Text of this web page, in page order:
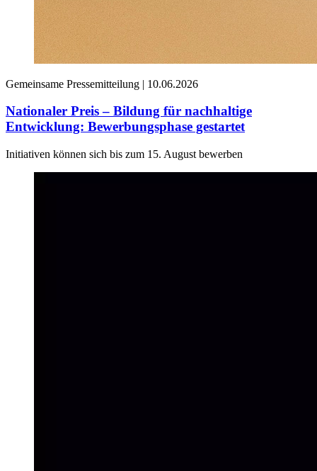
Gemeinsame Pressemitteilung | 10.06.2026
Nationaler Preis – Bildung für nachhaltige
Entwicklung: Bewerbungsphase gestartet
Initiativen können sich bis zum 15. August bewerben